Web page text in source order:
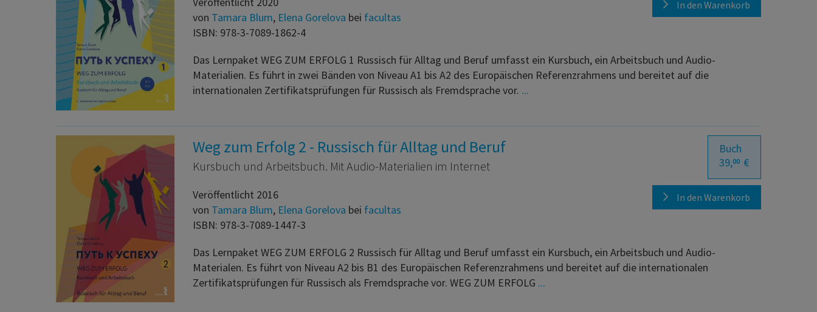
In den Warenkorb
von Tamara Blum, Elena Gorelova bei facultas
ISBN: 978-3-7089-1862-4
Das Lernpaket WEG ZUM ERFOLG 1 Russisch für Alltag und Beruf umfasst ein Kursbuch, ein Arbeitsbuch und Audio-
Materialien. Es führt in zwei Bänden von Niveau A1 bis A2 des Europäischen Referenzrahmens und bereitet auf die
internationalen Zertifikatsprüfungen für Russisch als Fremdsprache vor. ...
Buch
39,00 €
In den Warenkorb
Weg zum Erfolg 2 - Russisch für Alltag und Beruf
Kursbuch und Arbeitsbuch. Mit Audio-Materialien im Internet
Veröffentlicht 2016
von Tamara Blum, Elena Gorelova bei facultas
ISBN: 978-3-7089-1447-3
Das Lernpaket WEG ZUM ERFOLG 2 Russisch für Alltag und Beruf umfasst ein Kursbuch, ein Arbeitsbuch und Audio-
Materialen. Es führt von Niveau A2 bis B1 des Europäischen Referenzrahmens und bereitet auf die internationalen
Zertifikatsprüfungen für Russisch als Fremdsprache vor. WEG ZUM ERFOLG ...